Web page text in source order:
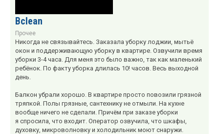
Bclean
Прочее
Никогда не связывайтесь. Заказала уборку лоджии, мытьё
окон и поддерживающую уборку в квартире. Озвучили время
уборки 3-4 часа. Для меня это было важно, так как маленький
ребёнок. По факту уборка длилась 10! часов. Весь выходной
день.
Балкон убрали хорошо. В квартире просто повозили грязной
тряпкой. Полы грязные, сантехнику не отмыли. На кухне
вообще ничего не сделали. Причём при заказе уборки
я спросила, что входит. Оператор озвучила, что шкафы,
духовку, микроволновку и холодильник моют снаружи.